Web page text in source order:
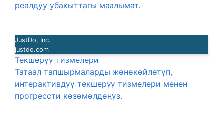
реалдуу убакыттагы маалымат.
JustDo, Inc.
justdo.com
Текшерүү тизмелери
Татаал тапшырмаларды жөнөкөйлөтүп,
интерактивдүү текшерүү тизмелери менен
прогрессти көзөмөлдөңүз.